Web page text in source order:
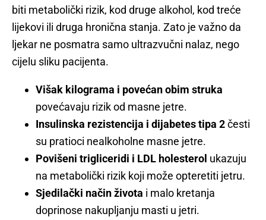
biti metabolički rizik, kod druge alkohol, kod treće
lijekovi ili druga hronična stanja. Zato je važno da
ljekar ne posmatra samo ultrazvučni nalaz, nego
cijelu sliku pacijenta.
Višak kilograma i povećan obim struka
povećavaju rizik od masne jetre.
Insulinska rezistencija i dijabetes tipa 2česti
su pratioci nealkoholne masne jetre.
Povišeni trigliceridi i LDL holesterol ukazuju
na metabolički rizik koji može opteretiti jetru.
Sjedilački način života i malo kretanja
doprinose nakupljanju masti u jetri.